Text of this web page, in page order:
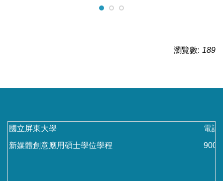
瀏覽數: 189
國立屏東大學
新媒體創意應用碩士學位學程
電話